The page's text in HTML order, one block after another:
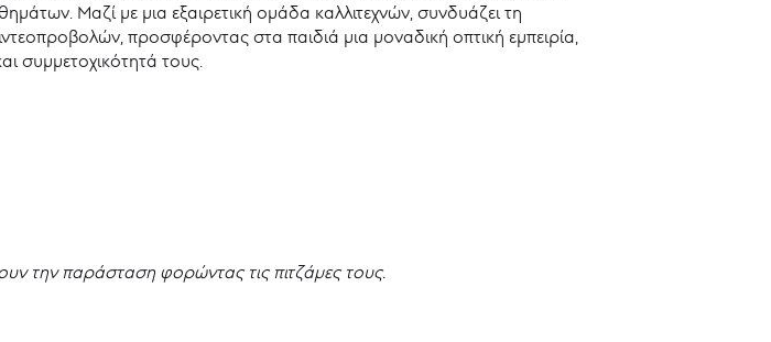
Μαζί με μια εξαιρετική ομάδα καλλιτεχνών, συνδυάζει τη
προσφέροντας στα παιδιά μια μοναδική οπτική εμπειρία,
συμμετοχικότητά τους.
την παράσταση φορώντας τις πιτζάμες τους.